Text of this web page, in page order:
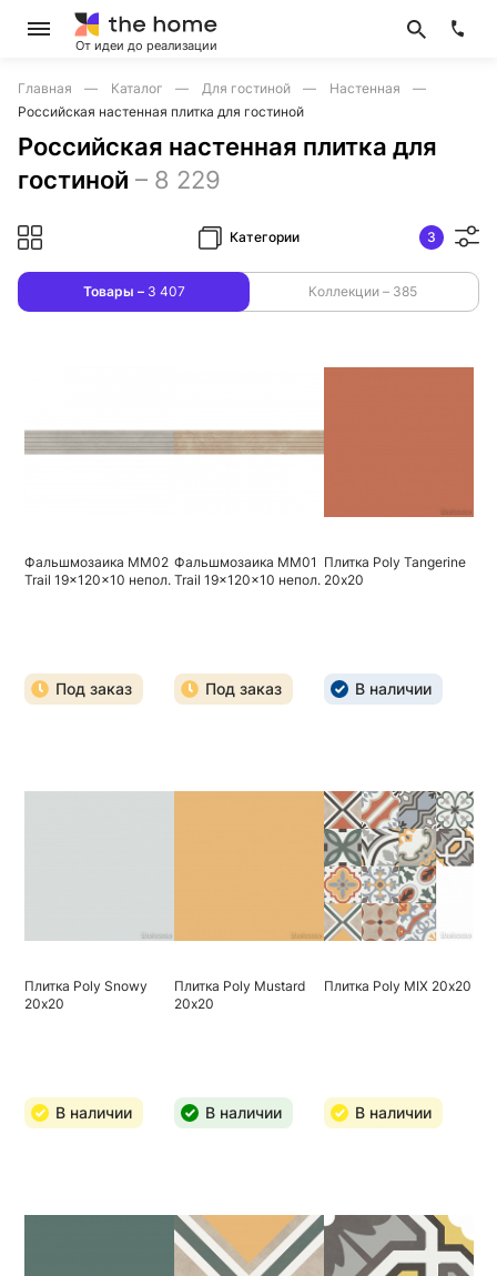
От идеи до реализации
Главная Каталог Для гостиной
Настенная
Российская настенная плитка для гостиной
Российская настенная плитка для
гостиной – 8 229
Категории 3
Товары – 3 407 Коллекции – 385
Фальшмозаика MM02
Trail 19x120x10 непол.
Под заказ
Фальшмозаика MM01
Trail 19x120x10 непол.
Под заказ
Плитка Poly Tangerine
20х20
В наличии
Плитка Poly Snowy
20х20
В наличии
Плитка Poly Mustard
20х20
В наличии
Плитка Poly MIX 20х20
В наличии